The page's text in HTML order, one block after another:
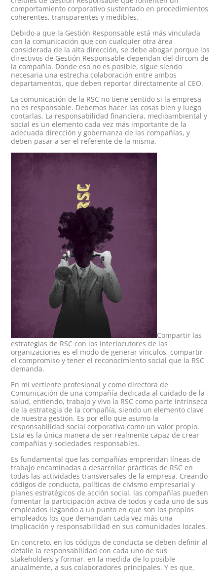
comportamiento corporativo sustentado en procedimientos
coherentes, transparentes y medibles.
Debido a que la Gestión Responsable está más vinculada
con la comunicación que con cualquier otra área
considerada de la alta dirección, se debe abogar porque los
directivos de Gestión Responsable dependan del dircom de
la compañía. Donde eso no es posible, sigue siendo
necesaria una estrecha colaboración entre ambos
departamentos, que deben reportar directamente al CEO.
La comunicación de la RSC no tiene sentido si la empresa
no es responsable. Debemos hacer las cosas bien y luego
contarlas. La responsabilidad financiera, medioambiental y
social es un elemento cada vez más importante de la
adecuada dirección y gobernanza de las compañías, y
deben pasar a ser el referente de la misma.
Compartir las
estrategias de RSC con los interlocutores de las
organizaciones es el modo de generar vínculos, compartir
el compromiso y tener el reconocimiento social que la RSC
demanda.
En mi vertiente profesional y como directora de
Comunicación de una compañía dedicada al cuidado de la
salud, entiendo, trabajo y vivo la RSC como parte intrínseca
de la estrategia de la compañía, siendo un elemento clave
de nuestra gestión. Es por ello que asumo la
responsabilidad social corporativa como un valor propio.
Esta es la única manera de ser realmente capaz de crear
compañías y sociedades responsables.
Es fundamental que las compañías emprendan líneas de
trabajo encaminadas a desarrollar prácticas de RSC en
todas las actividades transversales de la empresa. Creando
códigos de conducta, políticas de civismo empresarial y
planes estratégicos de acción social, las compañías pueden
fomentar la participación activa de todos y cada uno de sus
empleados llegando a un punto en que son los propios
empleados los que demandan cada vez más una
implicación y responsabilidad en sus comunidades locales.
En concreto, en los códigos de conducta se deben definir al
detalle la responsabilidad con cada uno de sus
stakeholders y formar, en la medida de lo posible
anualmente, a sus colaboradores principales. Y es que,